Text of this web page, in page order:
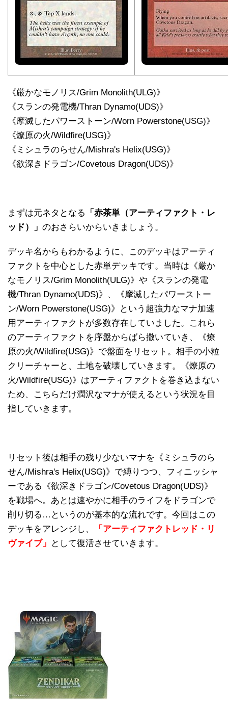
《厳かなモノリス/Grim Monolith(ULG)》
《スランの発電機/Thran Dynamo(UDS)》
《摩滅したパワーストーン/Worn Powerstone(USG)》
《燎原の火/Wildfire(USG)》
《ミシュラのらせん/Mishra's Helix(USG)》
《欲深きドラゴン/Covetous Dragon(UDS)》
まずは元ネタとなる
「赤茶単（アーティファクト・レ
ッド）」 のおさらいからいきましょう。
デッキ名からもわかるように、このデッキはアーティ
ファクトを中心とした赤単デッキです。当時は《厳か
なモノリス/Grim Monolith(ULG)》や《スランの発電
機/Thran Dynamo(UDS)》、《摩滅したパワーストー
ン/Worn Powerstone(USG)》という超強力なマナ加速
用アーティファクトが多数存在していました。これら
のアーティファクトを序盤からばら撒いていき、《燎
原の火/Wildfire(USG)》で盤面をリセット。相手の小粒
クリーチャーと、土地を破壊していきます。《燎原の
火/Wildfire(USG)》はアーティファクトを巻き込まない
ため、こちらだけ潤沢なマナが使えるという状況を目
指していきます。
リセット後は相手の残り少ないマナを《ミシュラのら
せん/Mishra's Helix(USG)》で縛りつつ、フィニッシャ
ーである《欲深きドラゴン/Covetous Dragon(UDS)》
を戦場へ。あとは速やかに相手のライフをドラゴンで
削り切る…というのが基本的な流れです。今回はこの
デッキをアレンジし、
「アーティファクトレッド・リ
ヴァイブ」
として復活させていきます。